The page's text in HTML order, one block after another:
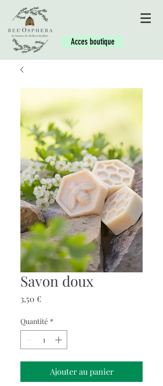
Acces boutique
Savon doux
3,50 €Prix
Quantité *
Ajouter au panier